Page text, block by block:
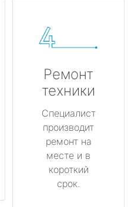
Ремонт
техники
Специалист
производит
ремонт на
месте и в
короткий
срок.